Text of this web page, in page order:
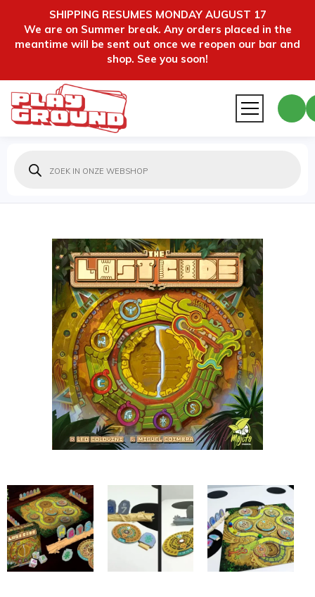
SHIPPING RESUMES MONDAY AUGUST 17
We are on Summer break. Any orders placed in the
meantime will be sent out once we reopen our bar and
shop. See you soon!
zoeken